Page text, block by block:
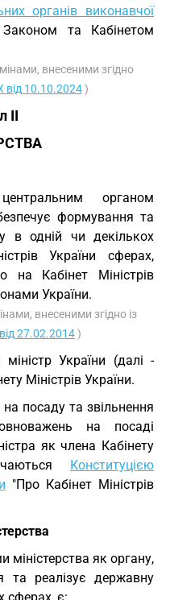
органів виконавчої
та Кабінетом
внесеними згідно
від 10.10.2024)
II
органом
формування та
в одній чи декількох
України сферах,
на Кабінет Міністрів
України.
внесеними згідно із
27.02.2014)
України (далі -
Міністрів України.
посаду та звільнення
на посаді
як члена Кабінету
Конституцією
"Про Кабінет Міністрів
як органу,
та реалізує державну